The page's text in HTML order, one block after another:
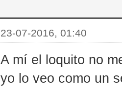
23-07-2016, 01:40
A mí el loquito no
yo lo veo como un